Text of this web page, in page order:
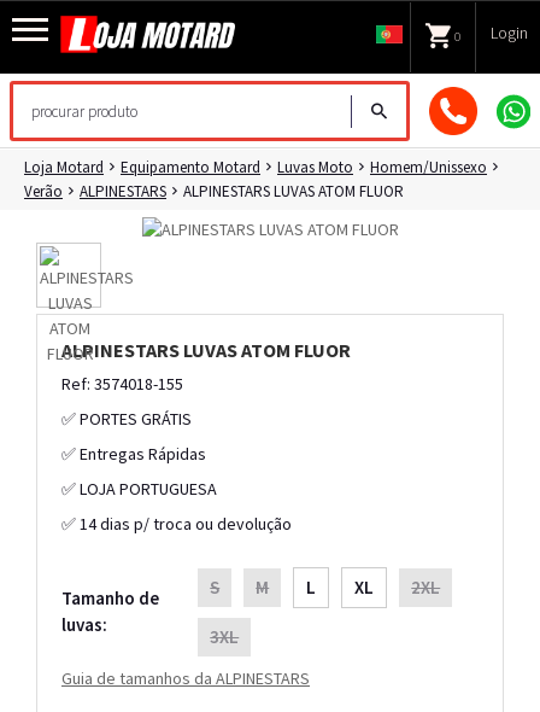
0 Login
Loja Motard Equipamento Motard Luvas Moto
Homem/Unissexo
Verão
ALPINESTARS ALPINESTARS LUVAS ATOM FLUOR
ALPINESTARS LUVAS ATOM FLUOR
Ref: 3574018-155
✅ PORTES GRÁTIS
✅ Entregas Rápidas
✅ LOJA PORTUGUESA
✅ 14 dias p/ troca ou devolução
Tamanho de
luvas:
S M L XL 2XL
3XL
Guia de tamanhos da ALPINESTARS